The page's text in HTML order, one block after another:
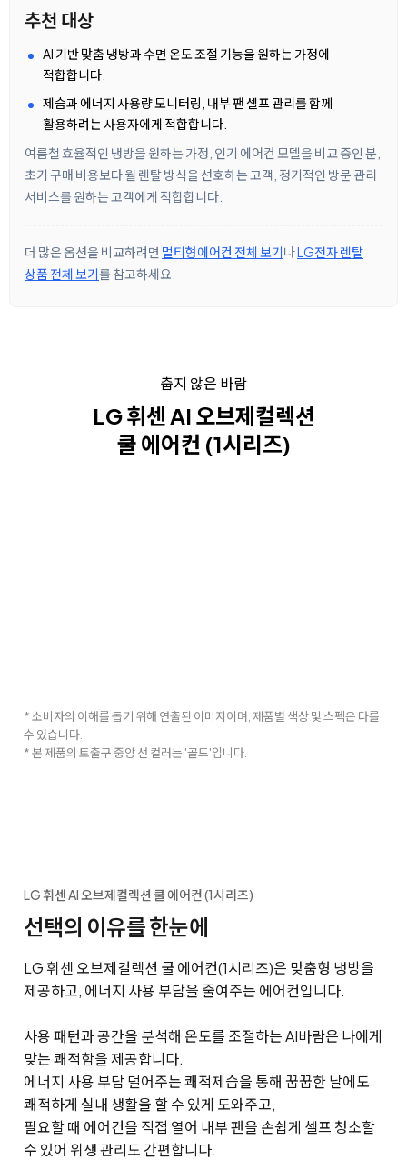
추천 대상
AI 기반 맞춤 냉방과 수면 온도 조절 기능을 원하는 가정에
적합합니다.
제습과 에너지 사용량 모니터링, 내부 팬 셀프 관리를 함께
활용하려는 사용자에게 적합합니다.
여름철 효율적인 냉방을 원하는 가정, 인기 에어컨 모델을 비교 중인 분,
초기 구매 비용보다 월 렌탈 방식을 선호하는 고객, 정기적인 방문 관리
서비스를 원하는 고객에게 적합합니다.
더 많은 옵션을 비교하려면 멀티형에어컨 전체 보기나LG전자 렌탈
상품 전체 보기를 참고하세요.
춥지 않은 바람
LG 휘센 AI 오브제컬렉션
쿨 에어컨 (1시리즈)
* 소비자의 이해를 돕기 위해 연출된 이미지이며, 제품별 색상 및 스펙은 다를
수 있습니다.
* 본 제품의 토출구 중앙 선 컬러는 '골드'입니다.
LG 휘센 AI 오브제컬렉션 쿨 에어컨 (1시리즈)
선택의 이유를 한눈에
LG 휘센 오브제컬렉션 쿨 에어컨(1시리즈)은 맞춤형 냉방을
제공하고, 에너지 사용 부담을 줄여주는 에어컨입니다.
사용 패턴과 공간을 분석해 온도를 조절하는 AI바람은 나에게
맞는 쾌적함을 제공합니다.
에너지 사용 부담 덜어주는 쾌적제습을 통해 꿉꿉한 날에도
쾌적하게 실내 생활을 할 수 있게 도와주고,
필요할 때 에어컨을 직접 열어 내부 팬을 손쉽게 셀프 청소할
수 있어 위생 관리도 간편합니다.